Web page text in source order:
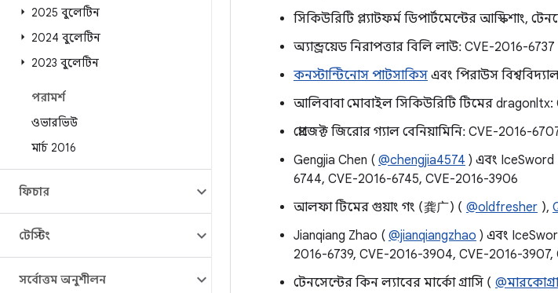
2025 বুলেটিন
2024 বুলেটিন
2023 বুলেটিন
পরামর্শ
ওভারভিউ
মার্চ 2016
ফিচার
টেস্টিং
সর্বোত্তম অনুশীলন
সিকিউরিটি প্ল্যাটফর্ম ডিপার্টমেন্টের আস্কিশাং,
অ্যান্ড্রয়েড নিরাপত্তার বিলি লাউ: CVE-2016-6737
কনস্টান্টিনোস পাটসাকিস এবং পিরাউস
আলিবাবা মোবাইল সিকিউরিটি টিমের dragonltx:
প্রোজেক্ট জিরোর গ্যাল বেনিয়ামিনি: CVE-2016-
Gengjia Chen ( @chengjia4574 ) এবং IceSword
6744, CVE-2016-6745, CVE-2016-3906
আলফা টিমের গুয়াং গং (龚广) ( @oldfresher ),
Jianqiang Zhao ( @jianqiangzhao ) এবং
2016-6739, CVE-2016-3904, CVE-2016-3907,
টেনসেন্টের কিন ল্যাবের মার্কো গ্রাসি (